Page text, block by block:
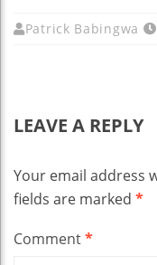
Patrick Babingwa
LEAVE A REPLY
Your email address
fields are marked *
Comment*